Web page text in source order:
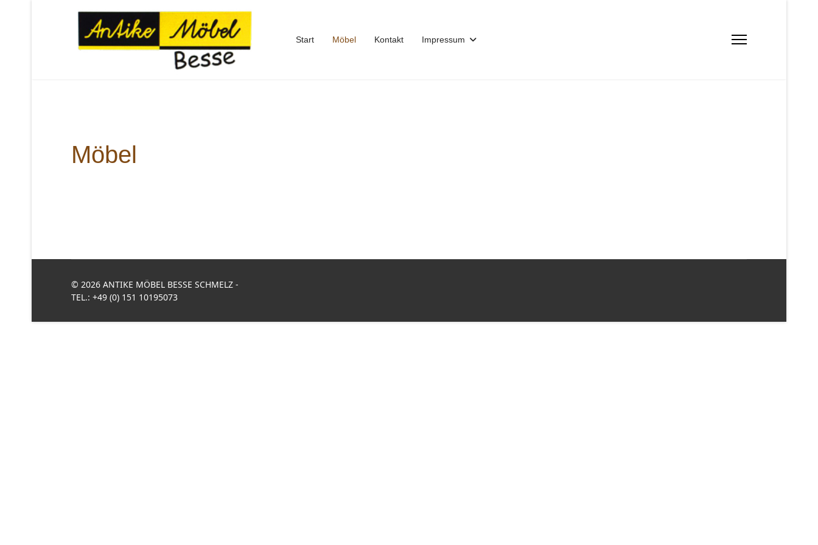
Start Möbel Kontakt Impressum
Möbel
© 2026 ANTIKE MÖBEL BESSE SCHMELZ -
TEL.: +49 (0) 151 10195073